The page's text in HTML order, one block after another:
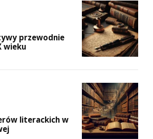
przewodnie
wieku
literackich w